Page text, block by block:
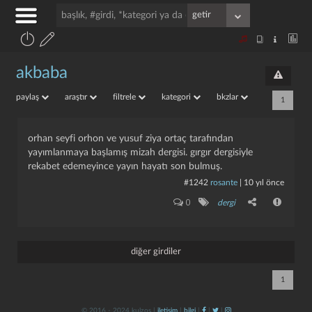
akbaba
paylaş araştır filtrele kategori bkzlar 1
orhan seyfi orhon ve yusuf ziya ortaç tarafından
yayımlanmaya başlamış mizah dergisi. gırgır dergisiyle
rekabet edemeyince yayın hayatı son bulmuş.
#1242 rosante 10 yıl önce
0 dergi
diğer girdiler
1
© 2016 - 2024 kulzos | iletişim| bilgi| | |